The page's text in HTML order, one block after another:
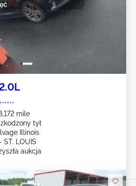
mile
tył
Illinois
- ST. LOUIS
aukcja